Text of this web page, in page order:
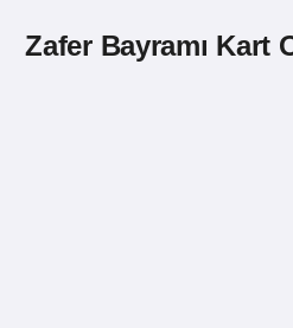
Zafer Bayramı Kart